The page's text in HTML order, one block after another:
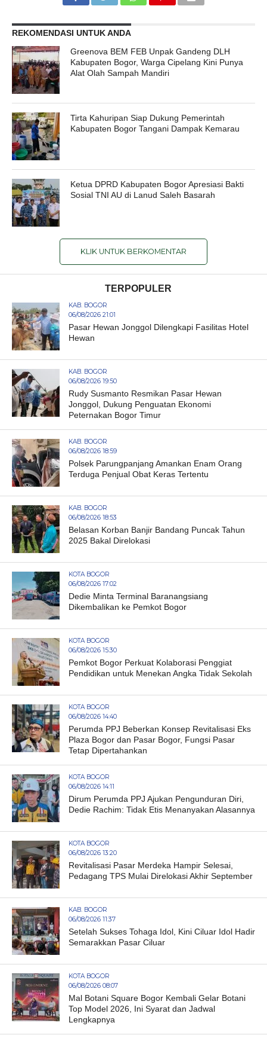
REKOMENDASI UNTUK ANDA
Greenova BEM FEB Unpak Gandeng DLH
Kabupaten Bogor, Warga Cipelang Kini Punya
Alat Olah Sampah Mandiri
Tirta Kahuripan Siap Dukung Pemerintah
Kabupaten Bogor Tangani Dampak Kemarau
Ketua DPRD Kabupaten Bogor Apresiasi Bakti
Sosial TNI AU di Lanud Saleh Basarah
KLIK UNTUK BERKOMENTAR
TERPOPULER
KAB. BOGOR
06/08/2026 21:01
Pasar Hewan Jonggol Dilengkapi Fasilitas Hotel
Hewan
KAB. BOGOR
06/08/2026 19:50
Rudy Susmanto Resmikan Pasar Hewan
Jonggol, Dukung Penguatan Ekonomi
Peternakan Bogor Timur
KAB. BOGOR
06/08/2026 18:59
Polsek Parungpanjang Amankan Enam Orang
Terduga Penjual Obat Keras Tertentu
KAB. BOGOR
06/08/2026 18:53
Belasan Korban Banjir Bandang Puncak Tahun
2025 Bakal Direlokasi
KOTA BOGOR
06/08/2026 17:02
Dedie Minta Terminal Baranangsiang
Dikembalikan ke Pemkot Bogor
KOTA BOGOR
06/08/2026 15:30
Pemkot Bogor Perkuat Kolaborasi Penggiat
Pendidikan untuk Menekan Angka Tidak Sekolah
KOTA BOGOR
06/08/2026 14:40
Perumda PPJ Beberkan Konsep Revitalisasi Eks
Plaza Bogor dan Pasar Bogor, Fungsi Pasar
Tetap Dipertahankan
KOTA BOGOR
06/08/2026 14:11
Dirum Perumda PPJ Ajukan Pengunduran Diri,
Dedie Rachim: Tidak Etis Menanyakan Alasannya
KOTA BOGOR
06/08/2026 13:20
Revitalisasi Pasar Merdeka Hampir Selesai,
Pedagang TPS Mulai Direlokasi Akhir September
KAB. BOGOR
06/08/2026 11:37
Setelah Sukses Tohaga Idol, Kini Ciluar Idol Hadir
Semarakkan Pasar Ciluar
KOTA BOGOR
06/08/2026 08:07
Mal Botani Square Bogor Kembali Gelar Botani
Top Model 2026, Ini Syarat dan Jadwal
Lengkapnya